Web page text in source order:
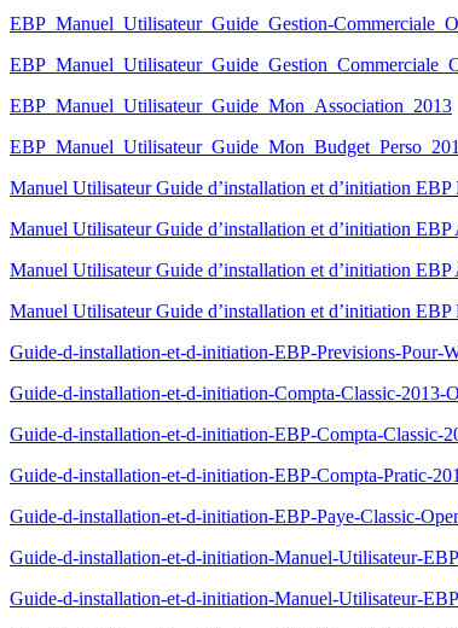
EBP_Manuel_Utilisateur_Guide_Gestion-
EBP_Manuel_Utilisateur_Guide_Mon_Association_2013
Manuel Utilisateur Guide d’installation et d’initiation
Manuel Utilisateur Guide d’installation et d’initiation
Manuel Utilisateur Guide d’installation et d’initiation
Manuel Utilisateur Guide d’installation et d’initiation
Guide-d-installation-et-d-initiation-EBP-Previsions-Pour-
Guide-d-installation-et-d-initiation-Compta-Classic-
Guide-d-installation-et-d-initiation-EBP-Compta-
Guide-d-installation-et-d-initiation-EBP-Compta-Pratic-
Guide-d-installation-et-d-initiation-EBP-Paye-Classic-
Guide-d-installation-et-d-initiation-Manuel-Utilisateur-
Guide-d-installation-et-d-initiation-Manuel-Utilisateur-